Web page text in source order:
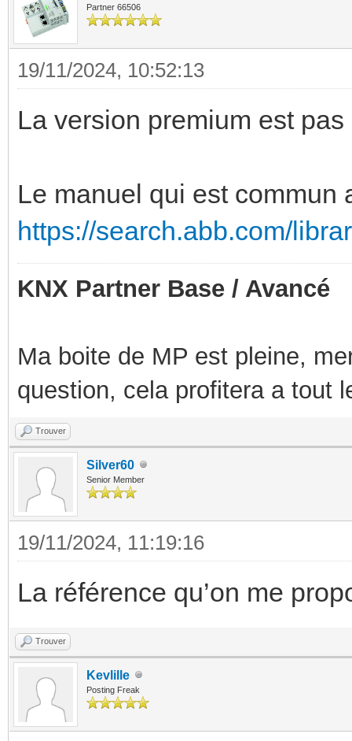
Partner 66506
19/11/2024, 10:52:13
La version premium est
Le manuel qui est commun
https://search.abb.com/
KNX Partner Base / Avancé
Ma boite de MP est pleine,
question, cela profitera a tout
Trouver
Silver60
Senior Member
19/11/2024, 11:19:16
La référence qu’on me
Trouver
Kevlille
Posting Freak